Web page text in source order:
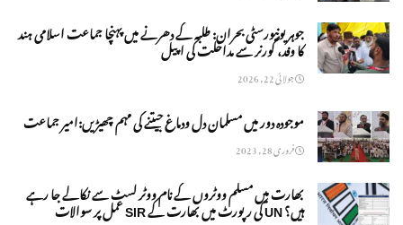
جوہر یونیورسٹی بحران: طلبہ کے دھرنے میں پہنچا جماعت اسلامی ہند
کا وفد، گورنر سے مداخلت کی اپیل
جولائی 22, 2026
موجودہ دور میں مسلمان دل ودماغ جیتنے کی مہم چھیڑیں:امیر جماعت
فروری 28, 2023
بھارت میں مسلم ووٹروں کے نام ووٹر لسٹ سے نکالے جا رہے
ہیں؟ UN کی رپورٹ میں بھارت کے SIR عمل پر سوالات